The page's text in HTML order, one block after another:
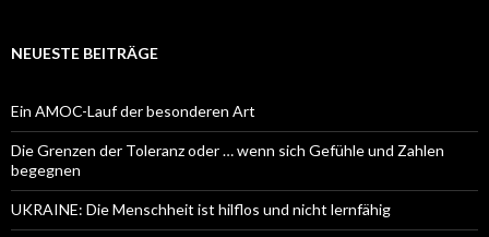
NEUESTE BEITRÄGE
Ein AMOC-Lauf der besonderen Art
Die Grenzen der Toleranz oder … wenn sich Gefühle und Zahlen
begegnen
UKRAINE: Die Menschheit ist hilflos und nicht lernfähig